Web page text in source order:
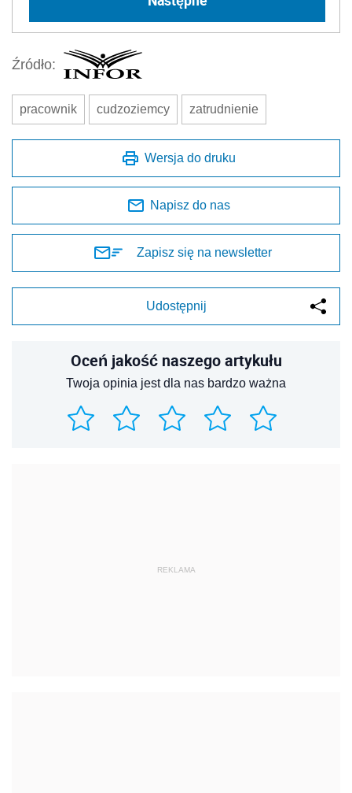
Źródło:
pracownik cudzoziemcy zatrudnienie
Wersja do druku
Napisz do nas
Zapisz się na newsletter
Udostępnij
Oceń jakość naszego artykułu
Twoja opinia jest dla nas bardzo ważna
REKLAMA